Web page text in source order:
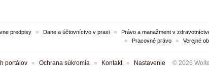
predpisy Dane a účtovníctvo v praxi Právo a manažment v
Pracovné právo
Verejné
portálov Ochrana súkromia Kontakt Nastavenie © 2026